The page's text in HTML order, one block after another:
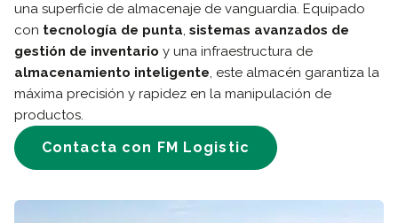
una superficie de almacenaje de vanguardia. Equipado
con tecnología de punta, sistemas avanzados de
gestión de inventario y una infraestructura de
almacenamiento inteligente, este almacén garantiza la
máxima precisión y rapidez en la manipulación de
productos.
Contacta con FM Logistic